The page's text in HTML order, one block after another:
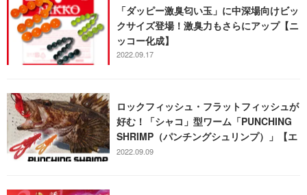
「ダッピー激臭匂い玉」に中深場向けビッ
クサイズ登場！激臭力もさらにアップ【ニ
ッコー化成】
2022.09.17
ロックフィッシュ・フラットフィッシュが
好む！「シャコ」型ワーム「PUNCHING
SHRIMP（パンチングシュリンプ）」【エ
クリプス】
2022.09.09